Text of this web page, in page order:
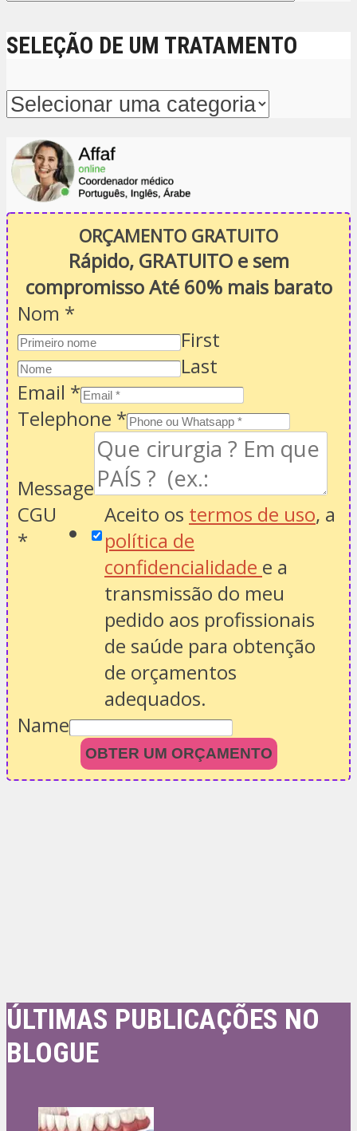
SELEÇÃO DE UM TRATAMENTO
ORÇAMENTO GRATUITO
Rápido, GRATUITO e sem
compromisso Até 60% mais barato
Nom *
First
Last
Email *
Telephone *
Message
CGU
*
Aceito os termos de uso, a
política de
confidencialidade e a
transmissão do meu
pedido aos profissionais
de saúde para obtenção
de orçamentos
adequados.
Name
OBTER UM ORÇAMENTO
ÚLTIMAS PUBLICAÇÕES NO
BLOGUE